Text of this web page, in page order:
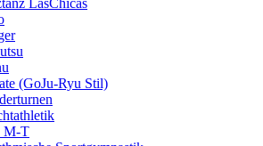
LasChicas
(GoJu-Ryu Stil)
M-T